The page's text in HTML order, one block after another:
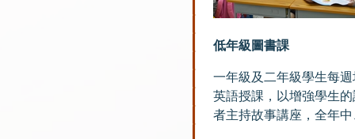
低年級圖書課
一年級及二年級學生每
英語授課，以增強學生
者主持故事講座，全年